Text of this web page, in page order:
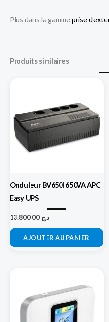
Plus dans la gammeprise
Produits similaires
Onduleur BV650I 650VA APC
Easy UPS
د.ج
AJOUTER AU PANIER